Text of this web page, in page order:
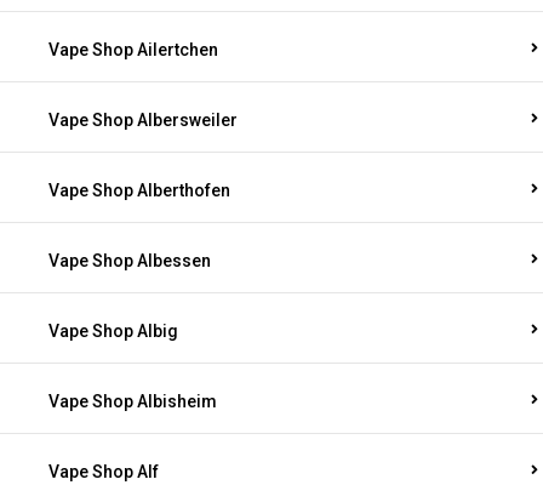
Vape Shop Ailertchen
Vape Shop Albersweiler
Vape Shop Alberthofen
Vape Shop Albessen
Vape Shop Albig
Vape Shop Albisheim
Vape Shop Alf